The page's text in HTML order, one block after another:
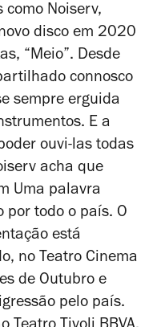
como Noiserv,
disco em 2020
“Meio”. Desde
connosco
sempre erguida
E a
ouvi-las todas
acha que
Uma palavra
por todo o país. O
está
no Teatro Cinema
de Outubro e
pelo país.